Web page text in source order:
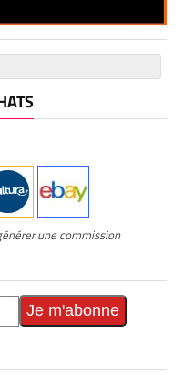
une commission